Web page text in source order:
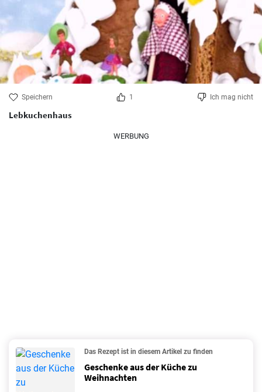
Speichern 1 Ich mag nicht
Lebkuchenhaus
WERBUNG
Das Rezept ist in diesem Artikel zu finden
Geschenke aus der Küche zu
Weihnachten